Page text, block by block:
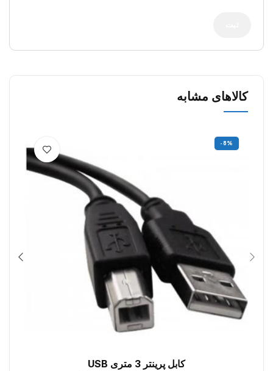
کالاهای مشابه
-8%
افزودن به سبد خرید
کابل پرینتر 3 متری USB